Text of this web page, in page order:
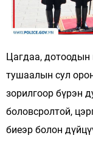
Цагдаа, дотоодын
тушаалын сул
зорилгоор бүрэн
боловсролтой,
биеэр болон